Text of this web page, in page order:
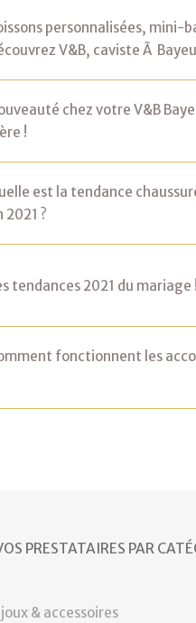
personnalisées, mini-
V&B, caviste Ã
chez votre V&B
!
est la tendance
2021 ?
tendances 2021 du mariage !
fonctionnent les
PRESTATAIRES PAR
& accessoires